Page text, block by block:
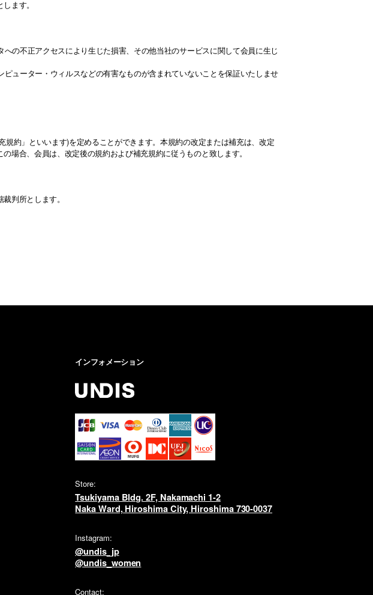
ます。
の不正アクセスにより生じた損害、その他当社のサービスに関して会員に生じ
ューター・ウィルスなどの有害なものが含まれていないことを保証いたしませ
約」といいます)を定めることができます。本規約の改定または補充は、改定
場合、会員は、改定後の規約および補充規約に従うものと致します。
判所とします。
インフォメーション
Store:
Tsukiyama Bldg. 2F, Nakamachi 1-2
Naka Ward, Hiroshima City, Hiroshima 730-0037
Instagram:
@undis_jp
@undis_women
Contact: